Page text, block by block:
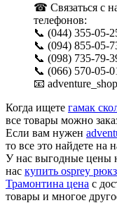
☎ Связаться с
телефонов:
📞 (044) 355-05-
📞 (094) 855-05-
📞
📞 (066) 570-05-
📧
Когда ищете гамак
все товары можно
Если вам нужен
то все это найдете на
У нас выгодные цены
нас купить osprey
Трамонтина цена с
товары и многое